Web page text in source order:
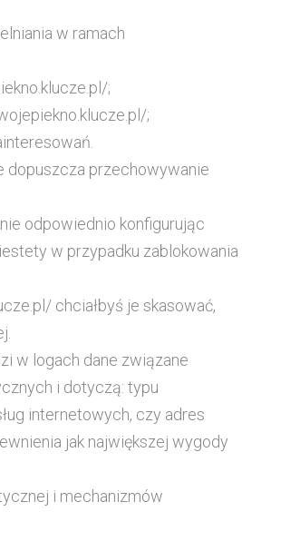
w ramach
;
;
dopuszcza przechowywanie
odpowiednio konfigurując
w przypadku zablokowania
chciałbyś je skasować,
w logach dane związane
i dotyczą: typu
internetowych, czy adres
jak największej wygody
i mechanizmów